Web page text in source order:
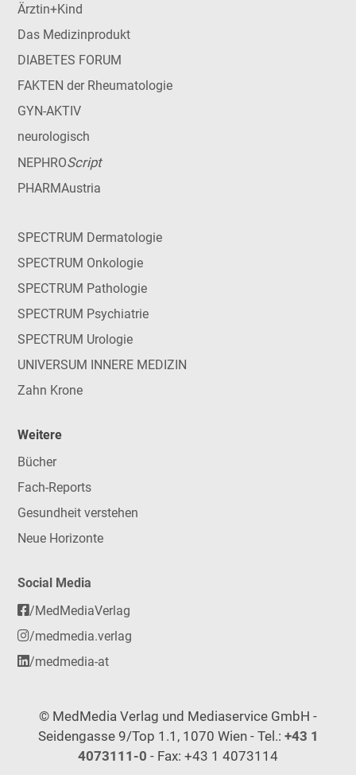
Ärztin+Kind
Das Medizinprodukt
DIABETES FORUM
FAKTEN der Rheumatologie
GYN-AKTIV
neurologisch
NEPHROScript
PHARMAustria
SPECTRUM Dermatologie
SPECTRUM Onkologie
SPECTRUM Pathologie
SPECTRUM Psychiatrie
SPECTRUM Urologie
UNIVERSUM INNERE MEDIZIN
Zahn Krone
Weitere
Bücher
Fach-Reports
Gesundheit verstehen
Neue Horizonte
Social Media
/MedMediaVerlag
/medmedia.verlag
/medmedia-at
© MedMedia Verlag und Mediaservice GmbH -
Seidengasse 9/Top 1.1, 1070 Wien - Tel.: +43 1
4073111-0 - Fax: +43 1 4073114